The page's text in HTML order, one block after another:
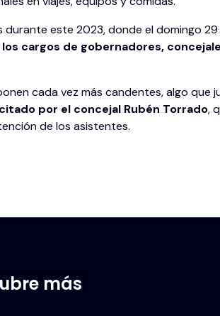
durante este 2023, donde el domingo
cargos de gobernadores,
cada vez más candentes, algo que
por el concejal Rubén Torrado,
de los asistentes.
más